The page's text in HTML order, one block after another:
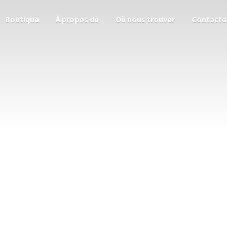
Boutique À propos de Où nous trouver